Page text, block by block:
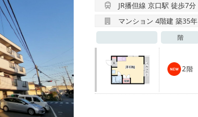
JR播但線 京口駅 徒歩7分
マンション 4階建 築35年
階
2階